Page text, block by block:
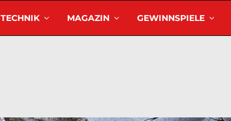
TECHNIK MAGAZIN GEWINNSPIELE